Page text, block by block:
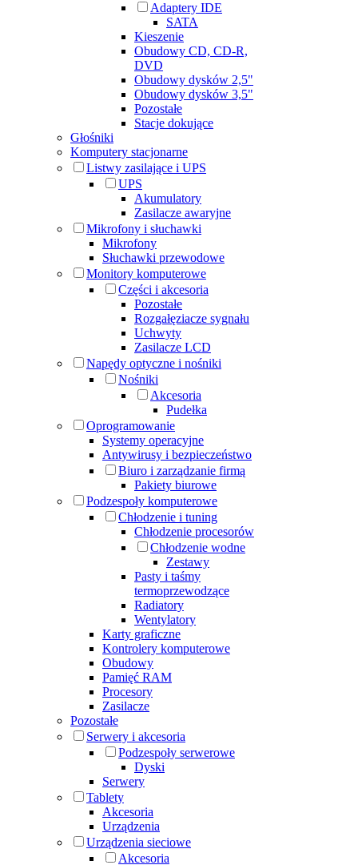
Adaptery IDE
SATA
Kieszenie
Obudowy CD, CD-R,
DVD
Obudowy dysków 2,5"
Obudowy dysków 3,5"
Pozostałe
Stacje dokujące
Głośniki
Komputery stacjonarne
Listwy zasilające i UPS
UPS
Akumulatory
Zasilacze awaryjne
Mikrofony i słuchawki
Mikrofony
Słuchawki przewodowe
Monitory komputerowe
Części i akcesoria
Pozostałe
Rozgałęziacze sygnału
Uchwyty
Zasilacze LCD
Napędy optyczne i nośniki
Nośniki
Akcesoria
Pudełka
Oprogramowanie
Systemy operacyjne
Antywirusy i bezpieczeństwo
Biuro i zarządzanie firmą
Pakiety biurowe
Podzespoły komputerowe
Chłodzenie i tuning
Chłodzenie procesorów
Chłodzenie wodne
Zestawy
Pasty i taśmy
termoprzewodzące
Radiatory
Wentylatory
Karty graficzne
Kontrolery komputerowe
Obudowy
Pamięć RAM
Procesory
Zasilacze
Pozostałe
Serwery i akcesoria
Podzespoły serwerowe
Dyski
Serwery
Tablety
Akcesoria
Urządzenia
Urządzenia sieciowe
Akcesoria